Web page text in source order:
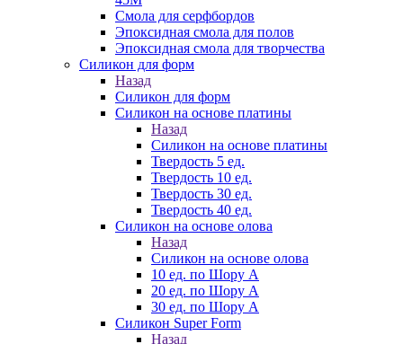
Смола для серфбордов
Эпоксидная смола для полов
Эпоксидная смола для творчества
Силикон для форм
Назад
Силикон для форм
Силикон на основе платины
Назад
Силикон на основе платины
Твердость 5 ед.
Твердость 10 ед.
Твердость 30 ед.
Твердость 40 ед.
Силикон на основе олова
Назад
Силикон на основе олова
10 ед. по Шору А
20 ед. по Шору А
30 ед. по Шору А
Силикон Super Form
Назад